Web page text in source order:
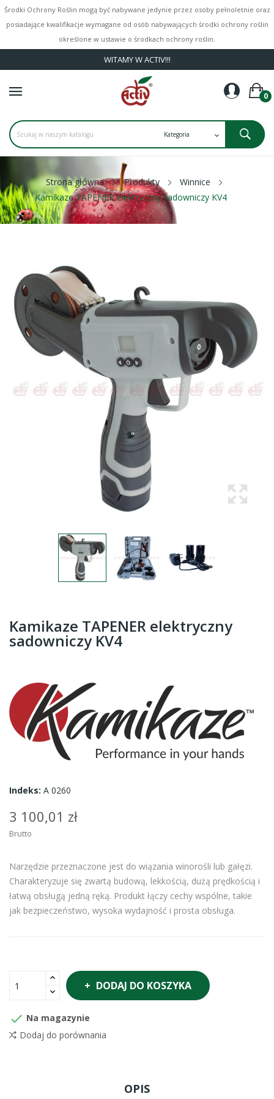
Środki Ochrony Roślin mogą być nabywane jedynie przez osoby pełnoletnie oraz
posiadające kwalifikacje wymagane od osób nabywających środki ochrony roślin
określone w ustawie o środkach ochrony roślin.
WITAMY W ACTIV!!!
0
Strona główna Produkty
Winnice
Kamikaze TAPENER elektryczny sadowniczy KV4
Kamikaze TAPENER elektryczny
sadowniczy KV4
Indeks: A 0260
3 100,01 zł
Brutto
Narzędzie przeznaczone jest do wiązania winorośli lub gałęzi.
Charakteryzuje się zwartą budową, lekkością, dużą prędkością i
łatwą obsługą jedną ręką. Produkt łączy cechy wspólne, takie
jak bezpieczeństwo, wysoka wydajność i prosta obsługa.
DODAJ DO KOSZYKA
 Na magazynie
Dodaj do porównania
OPIS